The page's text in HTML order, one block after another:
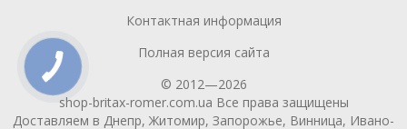
Контактная информация
Полная версия сайта
© 2012—2026
shop-britax-romer.com.ua Все права защищены
Доставляем в Днепр, Житомир, Запорожье, Винница, Ивано-